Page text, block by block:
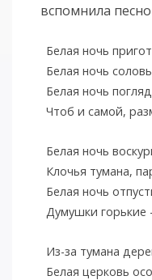
вспомнила
Белая ночь
Белая ночь
Белая ночь
Чтоб и самой,
Белая ночь
Клочья тумана,
Белая ночь
Думушки горькие
Из-за тумана
Белая церковь